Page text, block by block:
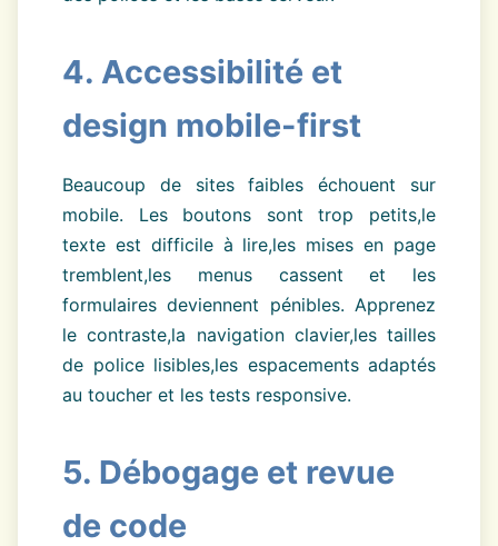
4. Accessibilité et
design mobile-first
Beaucoup de sites faibles échouent sur
mobile. Les boutons sont trop petits,le
texte est difficile à lire,les mises en page
tremblent,les menus cassent et les
formulaires deviennent pénibles. Apprenez
le contraste,la navigation clavier,les tailles
de police lisibles,les espacements adaptés
au toucher et les tests responsive.
5. Débogage et revue
de code